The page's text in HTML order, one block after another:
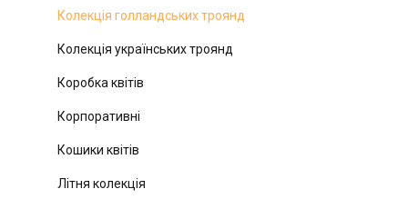
Колекція голландських троянд
Колекція українських троянд
Коробка квітів
Корпоративні
Кошики квітів
Літня колекція